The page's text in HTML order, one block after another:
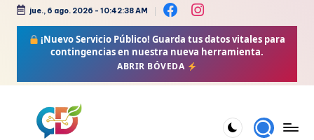
jue., 6 ago. 2026 - 10:42:38 AM
¡Nuevo Servicio Público! Guarda tus datos vitales para
contingencias en nuestra nueva herramienta.
ABRIR BÓVEDA